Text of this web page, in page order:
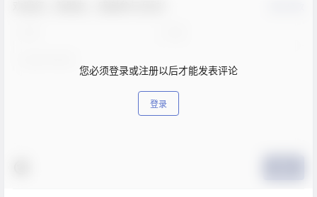
您必须登录或注册以后才能发表评论
登录